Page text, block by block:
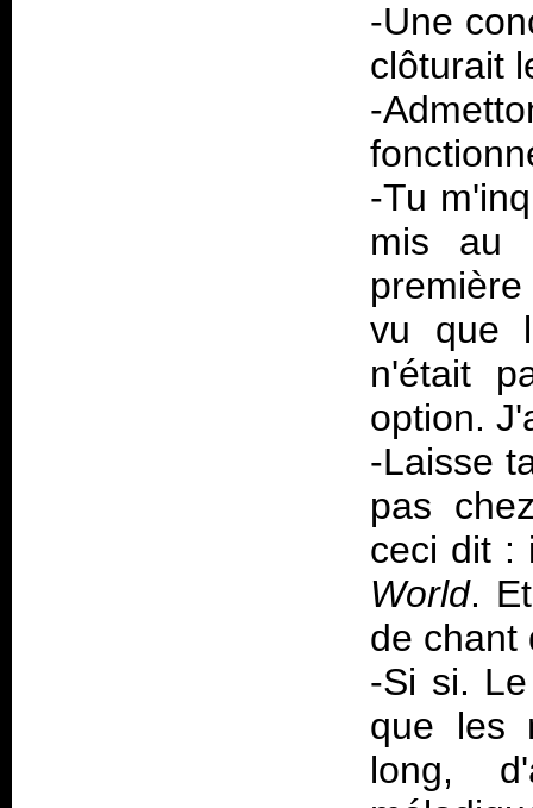
-Une
clôturait
-
-Tu
mis au
vu que
n'était
option.
-Laisse
pas
ceci dit :
World.
de chant
-Si si.
que les
long,